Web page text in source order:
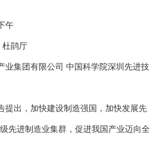
午
杜鹃厅
业集团有限公司 中国科学院深圳先进技
提出，加快建设制造强国，加快发展先
先进制造业集群，促进我国产业迈向全